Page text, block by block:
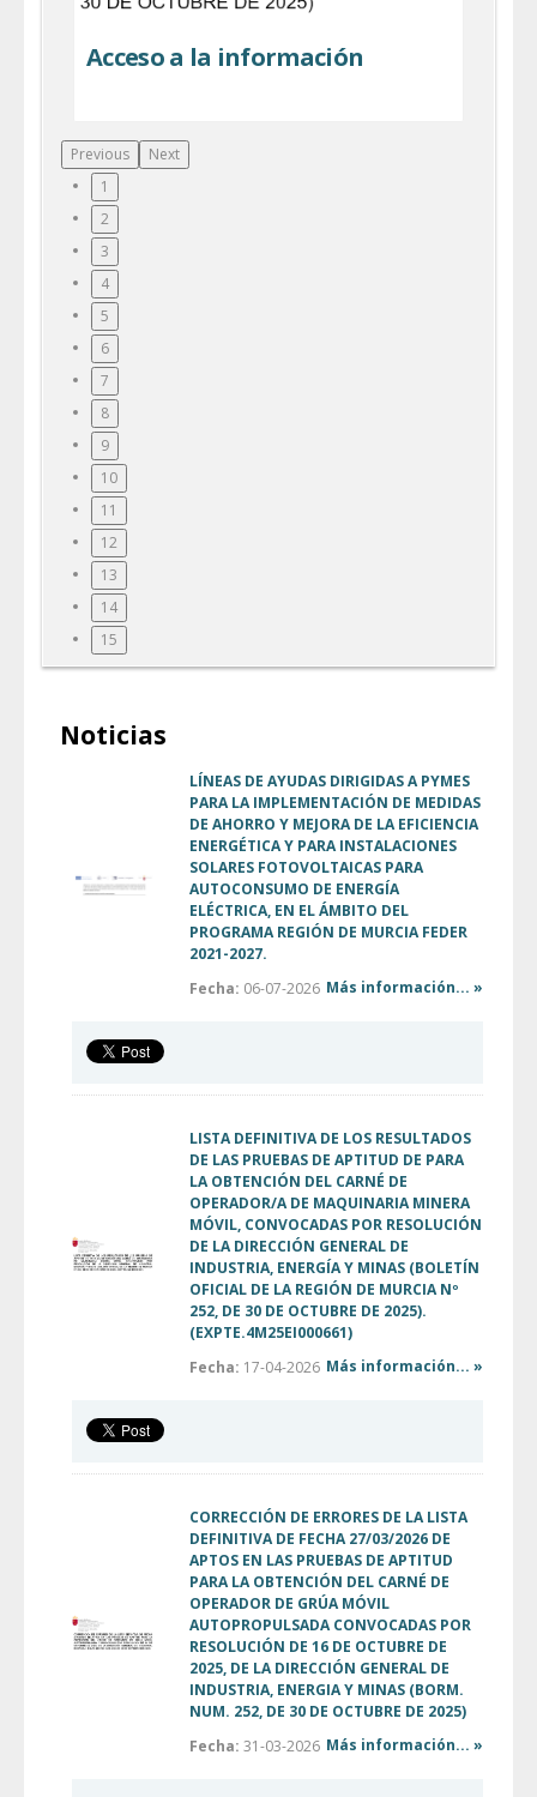
Acceso a la información
Previous
Next
1
2
3
4
5
6
7
8
9
10
11
12
13
14
15
Noticias
LÍNEAS DE AYUDAS DIRIGIDAS A PYMES
PARA LA IMPLEMENTACIÓN DE MEDIDAS
DE AHORRO Y MEJORA DE LA EFICIENCIA
ENERGÉTICA Y PARA INSTALACIONES
SOLARES FOTOVOLTAICAS PARA
AUTOCONSUMO DE ENERGÍA
ELÉCTRICA, EN EL ÁMBITO DEL
PROGRAMA REGIÓN DE MURCIA FEDER
2021-2027.
Fecha: 06-07-2026 Más información... »
LISTA DEFINITIVA DE LOS RESULTADOS
DE LAS PRUEBAS DE APTITUD DE PARA
LA OBTENCIÓN DEL CARNÉ DE
OPERADOR/A DE MAQUINARIA MINERA
MÓVIL, CONVOCADAS POR RESOLUCIÓN
DE LA DIRECCIÓN GENERAL DE
INDUSTRIA, ENERGÍA Y MINAS (BOLETÍN
OFICIAL DE LA REGIÓN DE MURCIA Nº
252, DE 30 DE OCTUBRE DE 2025).
(EXPTE.4M25EI000661)
Fecha: 17-04-2026 Más información... »
CORRECCIÓN DE ERRORES DE LA LISTA
DEFINITIVA DE FECHA 27/03/2026 DE
APTOS EN LAS PRUEBAS DE APTITUD
PARA LA OBTENCIÓN DEL CARNÉ DE
OPERADOR DE GRÚA MÓVIL
AUTOPROPULSADA CONVOCADAS POR
RESOLUCIÓN DE 16 DE OCTUBRE DE
2025, DE LA DIRECCIÓN GENERAL DE
INDUSTRIA, ENERGIA Y MINAS (BORM.
NUM. 252, DE 30 DE OCTUBRE DE 2025)
Fecha: 31-03-2026 Más información... »